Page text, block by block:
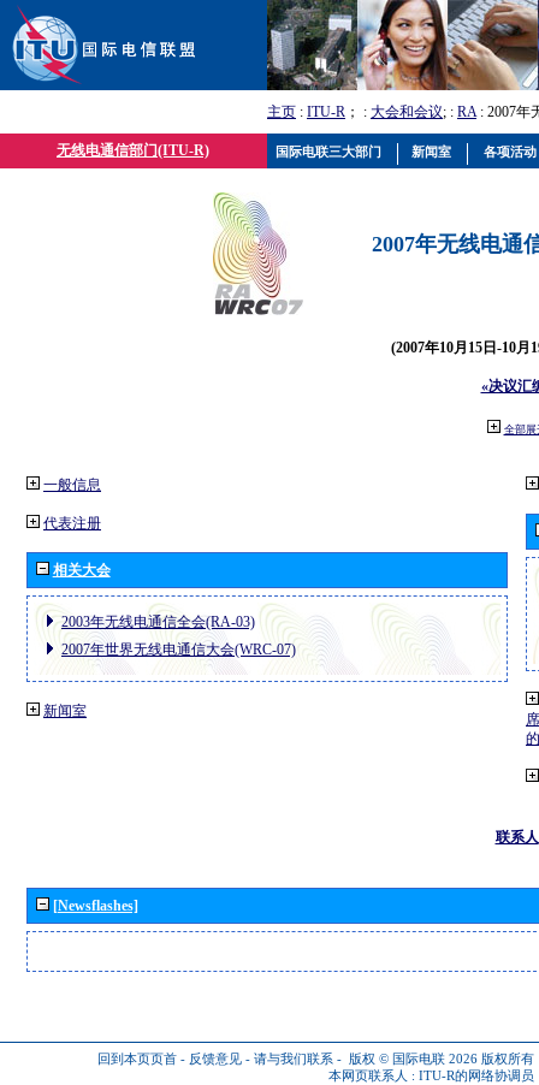
主页 : ITU-R ； : 大会和会议; : RA: 2007年
无线电通信部门(ITU-R)
2007年无线电通
(2007年10月15日-10月
«决议汇
全部展
一般信息
代表注册
相关大会
2003年无线电通信全会(RA-03)
2007年世界无线电通信大会(WRC-07)
新闻室
联系人
[Newsflashes]
回到本页页首 - 反馈意见 - 请与我们联系 - 版权 © 国际电联 2026 版权所有
本网页联系人 : ITU-R的网络协调员
国际电联三大部门 新闻室 各项活动